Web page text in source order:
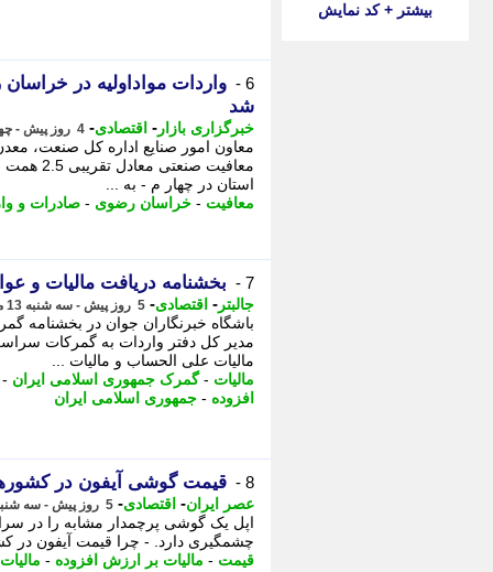
بیشتر + کد نمایش
6 -
شد
خبرگزاری بازار - اقتصادی- 4 روز پیش - چهارشنبه 14 مرداد 1405، 14:22
معافیت
استان در چهار م - به ...
معافیت - خراسان رضوی - صادرات و
7 - بخشنامه دریافت مالیات و
جالبتر - اقتصادی- 5 روز پیش - سه شنبه 13 مرداد 1405، 14:57
باشگاه خبرنگاران جوان در بخشنامه
مدیر کل دفتر واردات به گمرکات
مالیات علی الحساب و مالیات ...
مالیات -گمرک جمهوری اسلامی ایران
افزوده - جمهوری اسلامی ایران
8 - قیمت گوشی آیفون در کشورهای مختلف
عصر ایران- اقتصادی- 5 روز پیش - سه شنبه 13 مرداد 1405، 09:15
اپل یک گوشی پرچمدار مشابه را در
چشمگیری دارد. - چرا قیمت آیفون در
قیمت - مالیات بر ارزش افزوده - مالیات